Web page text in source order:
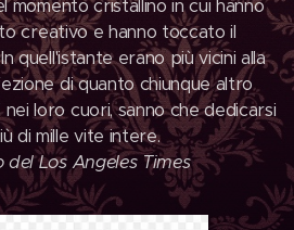
momento cristallino in cui hanno
creativo e hanno toccato il
quell'istante erano più vicini alla
di quanto chiunque altro
loro cuori, sanno che dedicarsi
di mille vite intere.
Los Angeles Times